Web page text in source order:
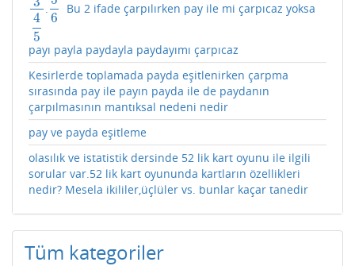
4
5
2345
.
6
56 Bu 2 ifade çarpılırken pay ile mi çarpıcaz yoksa
payı payla paydayla paydayımı çarpıcaz
Kesirlerde toplamada payda eşitlenirken çarpma
sırasında pay ile payın payda ile de paydanın
çarpılmasının mantıksal nedeni nedir
pay ve payda eşitleme
olasılık ve istatistik dersinde 52 lik kart oyunu ile ilgili
sorular var.52 lik kart oyununda kartların özellikleri
nedir? Mesela ikililer,üçlüler vs. bunlar kaçar tanedir
Tüm kategoriler